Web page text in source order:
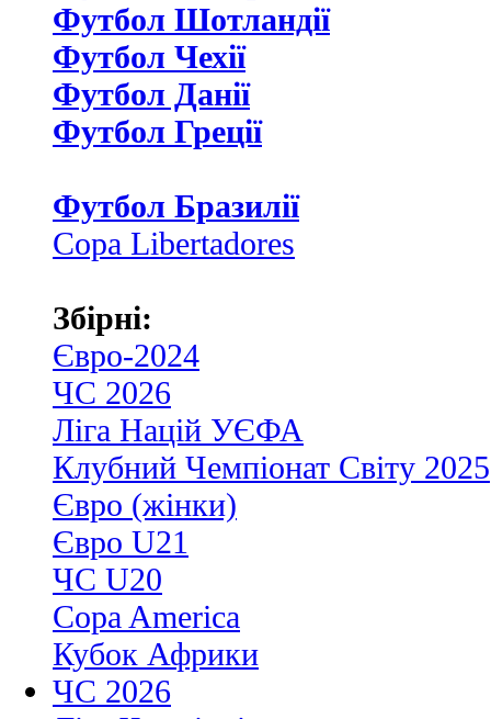
Футбол Шотландії
Футбол Чехії
Футбол Данії
Футбол Греції
Футбол Бразилії
Copa Libertadores
Збірні:
Євро-2024
ЧС 2026
Ліга Націй УЄФА
Клубний Чемпіонат Світу 2025
Євро (жінки)
Євро U21
ЧС U20
Copa America
Кубок Африки
ЧС 2026